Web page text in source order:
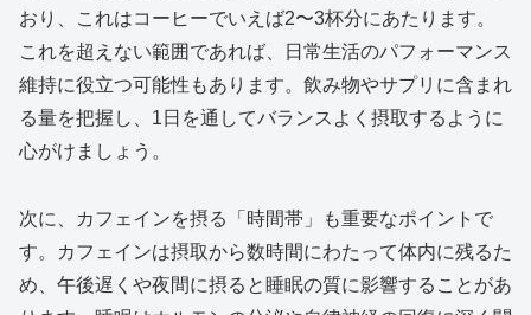
おり、これはコーヒーでいえば2〜3杯分にあたります。
これを超えない範囲であれば、日常生活のパフォーマンス
維持に役立つ可能性もあります。飲み物やサプリに含まれ
る量を把握し、1日を通してバランスよく摂取するように
心がけましょう。
次に、カフェインを摂る「時間帯」も重要なポイントで
す。カフェインは摂取から数時間にわたって体内に残るた
め、午後遅くや夜間に摂ると睡眠の質に影響することがあ